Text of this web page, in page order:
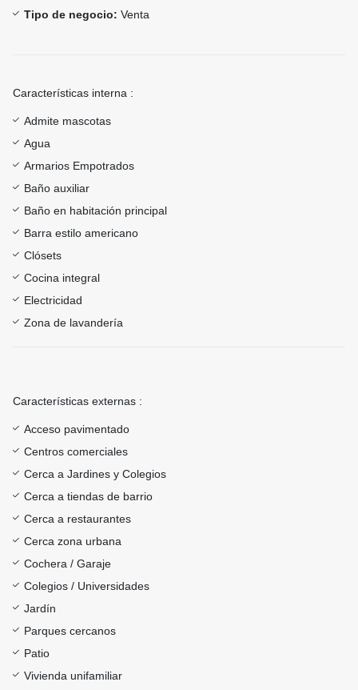
Tipo de negocio: Venta
Características interna :
Admite mascotas
Agua
Armarios Empotrados
Baño auxiliar
Baño en habitación principal
Barra estilo americano
Clósets
Cocina integral
Electricidad
Zona de lavandería
Características externas :
Acceso pavimentado
Centros comerciales
Cerca a Jardines y Colegios
Cerca a tiendas de barrio
Cerca a restaurantes
Cerca zona urbana
Cochera / Garaje
Colegios / Universidades
Jardín
Parques cercanos
Patio
Vivienda unifamiliar